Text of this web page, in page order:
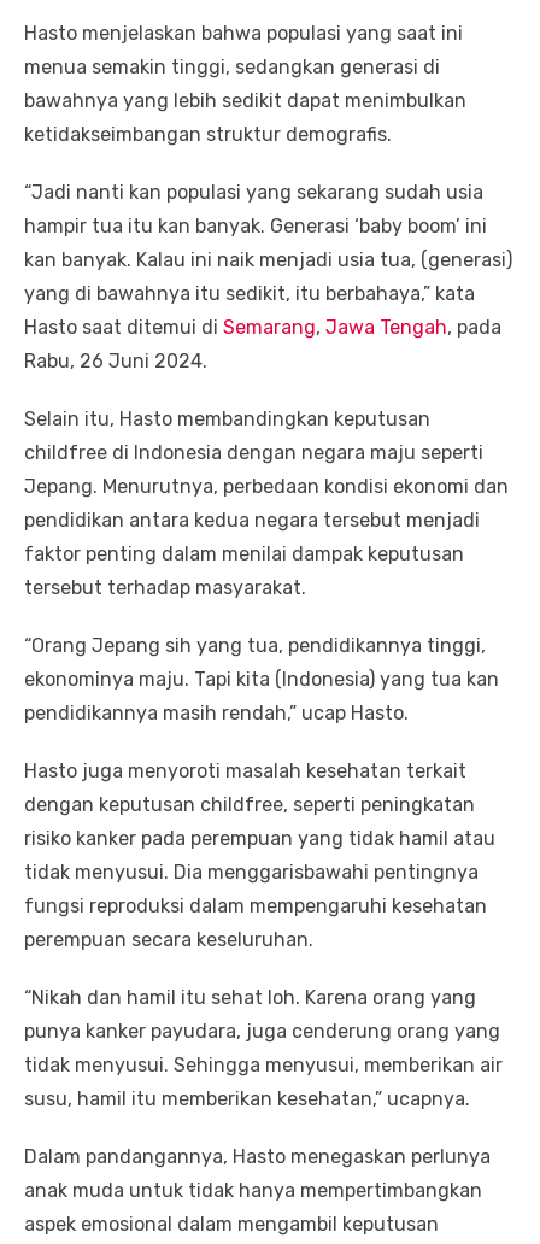
Hasto menjelaskan bahwa populasi yang saat ini
menua semakin tinggi, sedangkan generasi di
bawahnya yang lebih sedikit dapat menimbulkan
ketidakseimbangan struktur demografis.
“Jadi nanti kan populasi yang sekarang sudah usia
hampir tua itu kan banyak. Generasi ‘baby boom’ ini
kan banyak. Kalau ini naik menjadi usia tua, (generasi)
yang di bawahnya itu sedikit, itu berbahaya,” kata
Hasto saat ditemui di Semarang, Jawa Tengah, pada
Rabu, 26 Juni 2024.
Selain itu, Hasto membandingkan keputusan
childfree di Indonesia dengan negara maju seperti
Jepang. Menurutnya, perbedaan kondisi ekonomi dan
pendidikan antara kedua negara tersebut menjadi
faktor penting dalam menilai dampak keputusan
tersebut terhadap masyarakat.
“Orang Jepang sih yang tua, pendidikannya tinggi,
ekonominya maju. Tapi kita (Indonesia) yang tua kan
pendidikannya masih rendah,” ucap Hasto.
Hasto juga menyoroti masalah kesehatan terkait
dengan keputusan childfree, seperti peningkatan
risiko kanker pada perempuan yang tidak hamil atau
tidak menyusui. Dia menggarisbawahi pentingnya
fungsi reproduksi dalam mempengaruhi kesehatan
perempuan secara keseluruhan.
“Nikah dan hamil itu sehat loh. Karena orang yang
punya kanker payudara, juga cenderung orang yang
tidak menyusui. Sehingga menyusui, memberikan air
susu, hamil itu memberikan kesehatan,” ucapnya.
Dalam pandangannya, Hasto menegaskan perlunya
anak muda untuk tidak hanya mempertimbangkan
aspek emosional dalam mengambil keputusan